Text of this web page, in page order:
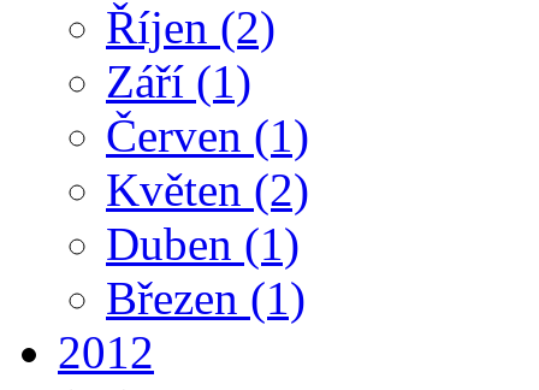
Říjen (2)
Září (1)
Červen (1)
Květen (2)
Duben (1)
Březen (1)
2012